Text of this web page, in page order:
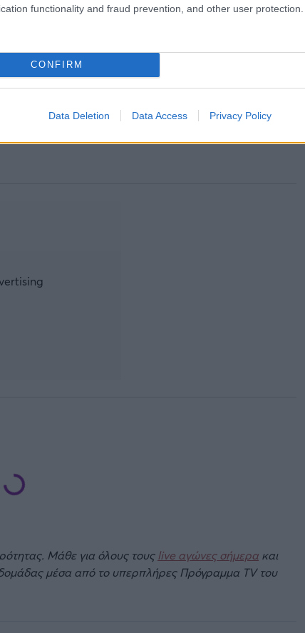
functionality and fraud prevention, and other user protection.
CONFIRM
Data Deletion Data Access Privacy Policy
Μάθε για όλους τουςlive αγώνες σήμερα και
μέσα από το υπερπλήρες Πρόγραμμα TV του